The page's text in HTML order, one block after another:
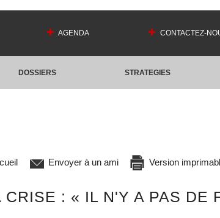
AGENDA CONTACTEZ-
DOSSIERS STRATEGIES
Envoyer à un ami Version
: « IL N'Y A PAS DE